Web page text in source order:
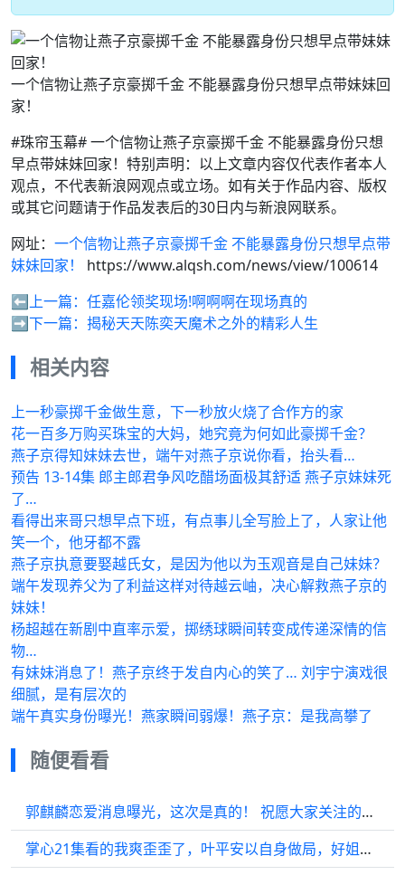
一个信物让燕子京豪掷千金 不能暴露身份只想早点带妹妹回
家！
#珠帘玉幕# 一个信物让燕子京豪掷千金 不能暴露身份只想
早点带妹妹回家！特别声明：以上文章内容仅代表作者本人
观点，不代表新浪网观点或立场。如有关于作品内容、版权
或其它问题请于作品发表后的30日内与新浪网联系。
网址： 一个信物让燕子京豪掷千金 不能暴露身份只想早点带
妹妹回家！
https://www.alqsh.com/news/view/100614
⬅️上一篇： 任嘉伦领奖现场!啊啊啊在现场真的
➡️下一篇： 揭秘天天陈奕天魔术之外的精彩人生
相关内容
上一秒豪掷千金做生意，下一秒放火烧了合作方的家
花一百多万购买珠宝的大妈，她究竟为何如此豪掷千金？
燕子京得知妹妹去世，端午对燕子京说你看，抬头看…
预告 13-14集 郎主郎君争风吃醋场面极其舒适 燕子京妹妹死
了…
看得出来哥只想早点下班，有点事儿全写脸上了，人家让他
笑一个，他牙都不露
燕子京执意要娶越氏女，是因为他以为玉观音是自己妹妹？
端午发现养父为了利益这样对待越云岫，决心解救燕子京的
妹妹！
杨超越在新剧中直率示爱，掷绣球瞬间转变成传递深情的信
物…
有妹妹消息了！燕子京终于发自内心的笑了… 刘宇宁演戏很
细腻，是有层次的
端午真实身份曝光！燕家瞬间弱爆！燕子京：是我高攀了
随便看看
郭麒麟恋爱消息曝光，这次是真的！ 祝愿大家关注的明星都能收获幸福
掌心21集看的我爽歪歪了，叶平安以自身做局，好姐妹陆丹心与她配合默契十足…